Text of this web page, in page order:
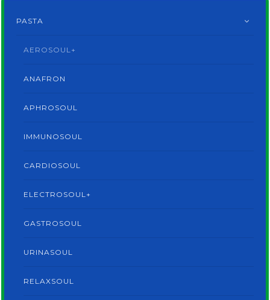
PASTA
AEROSOUL+
ANAFRON
APHROSOUL
IMMUNOSOUL
CARDIOSOUL
ELECTROSOUL+
GASTROSOUL
URINASOUL
RELAXSOUL